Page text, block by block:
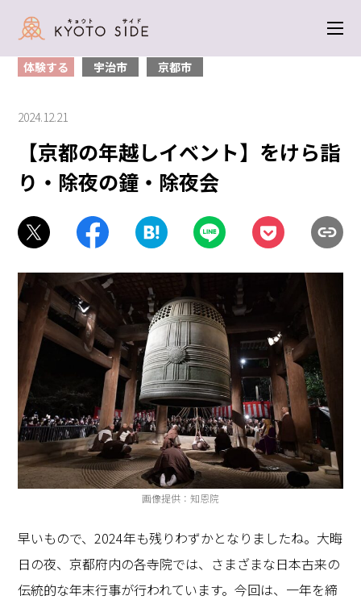
除夜会
体験する 宇治市 京都市
2024.12.21
【京都の年越しイベント】をけら詣
り・除夜の鐘・除夜会
画像提供：知恩院
早いもので、2024年も残りわずかとなりましたね。大晦
日の夜、京都府内の各寺院では、さまざまな日本古来の
伝統的な年末行事が行われています。今回は、一年を締